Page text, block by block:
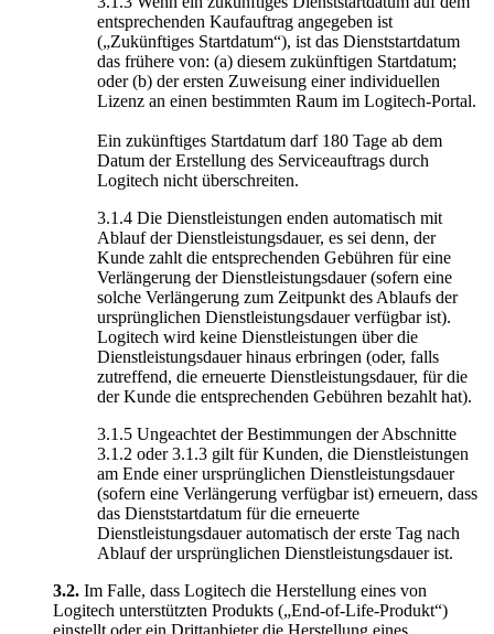
entsprechenden Kaufauftrag angegeben ist
(„Zukünftiges Startdatum“), ist das Dienststartdatum
das frühere von: (a) diesem zukünftigen Startdatum;
oder (b) der ersten Zuweisung einer individuellen
Lizenz an einen bestimmten Raum im Logitech-Portal.
Ein zukünftiges Startdatum darf 180 Tage ab dem
Datum der Erstellung des Serviceauftrags durch
Logitech nicht überschreiten.
3.1.4 Die Dienstleistungen enden automatisch mit
Ablauf der Dienstleistungsdauer, es sei denn, der
Kunde zahlt die entsprechenden Gebühren für eine
Verlängerung der Dienstleistungsdauer (sofern eine
solche Verlängerung zum Zeitpunkt des Ablaufs der
ursprünglichen Dienstleistungsdauer verfügbar ist).
Logitech wird keine Dienstleistungen über die
Dienstleistungsdauer hinaus erbringen (oder, falls
zutreffend, die erneuerte Dienstleistungsdauer, für die
der Kunde die entsprechenden Gebühren bezahlt hat).
3.1.5 Ungeachtet der Bestimmungen der Abschnitte
3.1.2 oder 3.1.3 gilt für Kunden, die Dienstleistungen
am Ende einer ursprünglichen Dienstleistungsdauer
(sofern eine Verlängerung verfügbar ist) erneuern, dass
das Dienststartdatum für die erneuerte
Dienstleistungsdauer automatisch der erste Tag nach
Ablauf der ursprünglichen Dienstleistungsdauer ist.
3.2. Im Falle, dass Logitech die Herstellung eines von
Logitech unterstützten Produkts („End-of-Life-Produkt“)
einstellt oder ein Drittanbieter die Herstellung eines